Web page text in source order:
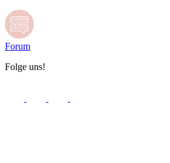
Forum
Folge uns!